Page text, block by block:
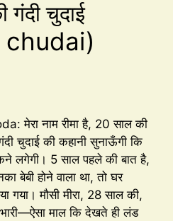
गंदी चुदाई
chudai)
मेरा नाम रीमा है, 20 साल की
चुदाई की कहानी सुनाऊँगी कि
लगेगी। 5 साल पहले की बात है,
बेबी होने वाला था, तो घर
गया। मौसी मीरा, 28 साल की,
माल कि देखते ही लंड